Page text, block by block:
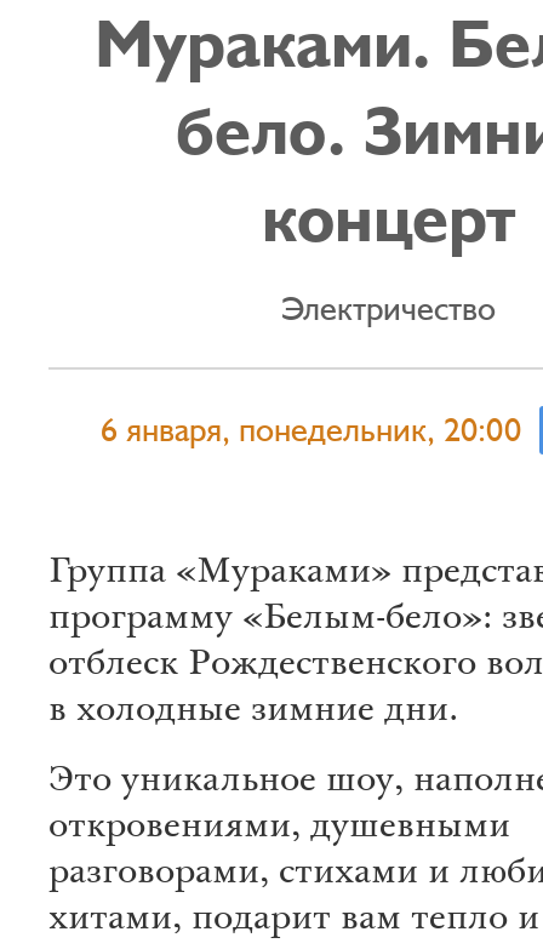
Мураками.
бело.
концерт
Электричество
6 января, понедельник, 20:00
Группа «Мураками»
программу «Белым-бело»:
отблеск Рождественского
в холодные зимние дни.
Это уникальное шоу,
откровениями, душевными
разговорами, стихами и
хитами, подарит вам тепло